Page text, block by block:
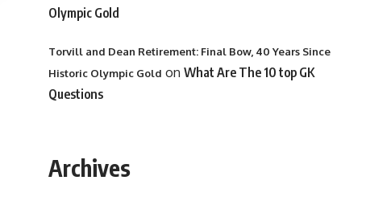
Olympic Gold
Torvill and Dean Retirement: Final Bow, 40 Years Since
Historic Olympic Gold on What Are The 10 top GK
Questions
Archives